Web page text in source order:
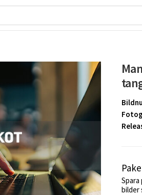
Spara
bilder